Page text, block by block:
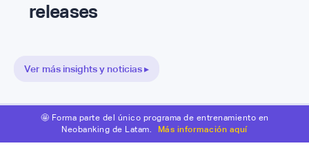
releases
Ver más insights y noticias ▸
🤩 Forma parte del único programa de entrenamiento en
Neobanking de Latam.
Más información aquí